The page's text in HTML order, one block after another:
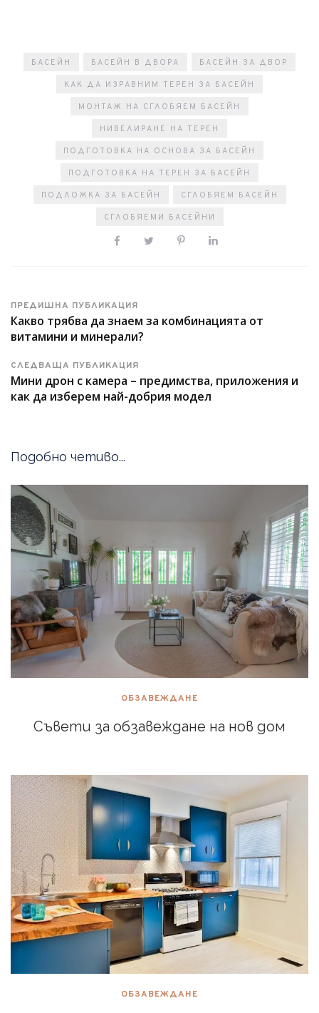
БАСЕЙН БАСЕЙН В ДВОРА БАСЕЙН ЗА ДВОР
КАК ДА ИЗРАВНИМ ТЕРЕН ЗА БАСЕЙН
МОНТАЖ НА СГЛОБЯЕМ БАСЕЙН
НИВЕЛИРАНЕ НА ТЕРЕН
ПОДГОТОВКА НА ОСНОВА ЗА БАСЕЙН
ПОДГОТОВКА НА ТЕРЕН ЗА БАСЕЙН
ПОДЛОЖКА ЗА БАСЕЙН СГЛОБЯЕМ БАСЕЙН
СГЛОБЯЕМИ БАСЕЙНИ
ПРЕДИШНА ПУБЛИКАЦИЯ
Какво трябва да знаем за комбинацията от
витамини и минерали?
СЛЕДВАЩА ПУБЛИКАЦИЯ
Мини дрон с камера – предимства, приложения и
как да изберем най-добрия модел
Подобно четиво...
ОБЗАВЕЖДАНЕ
Съвети за обзавеждане на нов дом
ОБЗАВЕЖДАНЕ